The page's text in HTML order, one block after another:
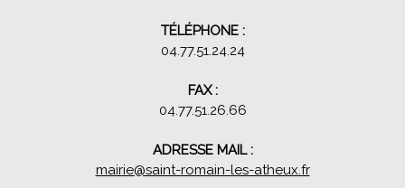
TÉLÉPHONE :
04.77.51.24.24
FAX :
04.77.51.26.66
ADRESSE MAIL :
mairie@saint-romain-les-atheux.fr